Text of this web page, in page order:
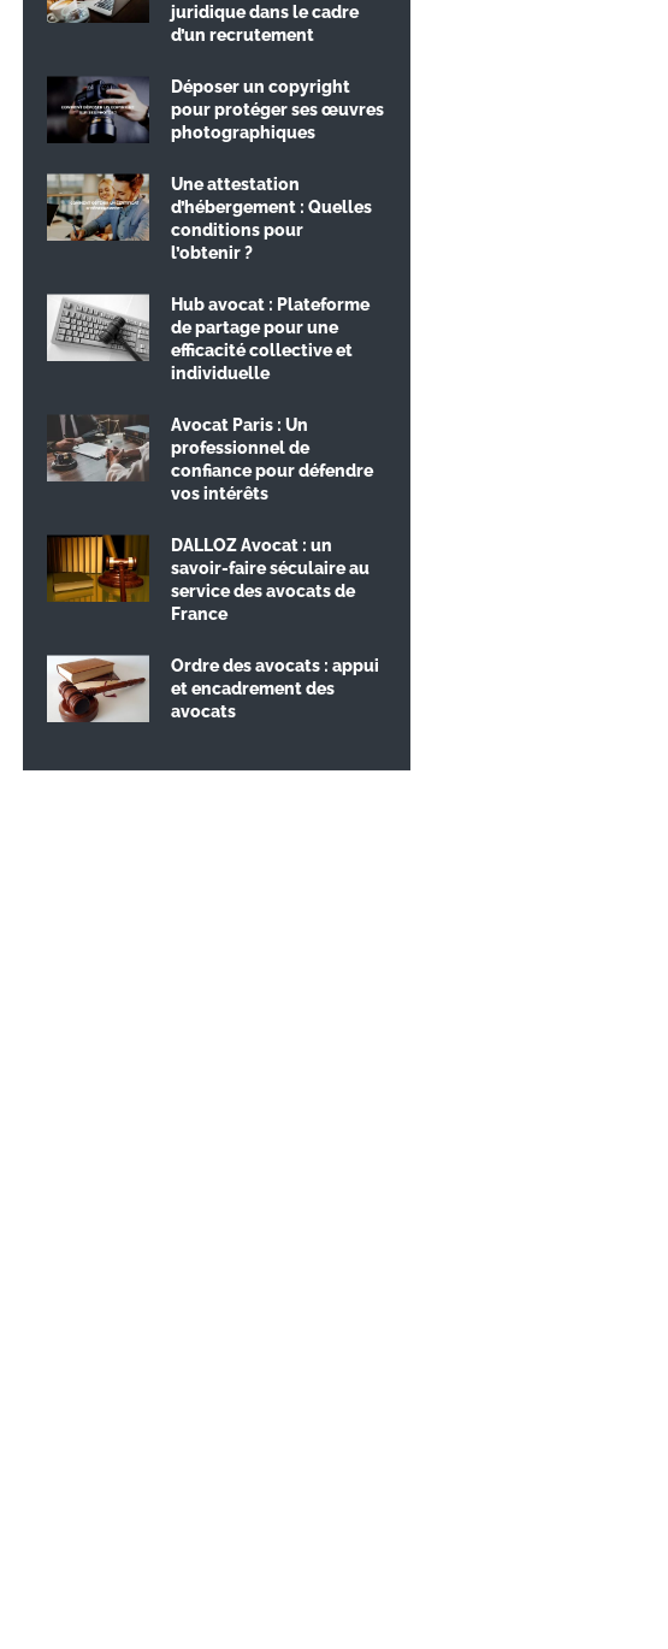
juridique dans le cadre
d’un recrutement
Déposer un copyright
pour protéger ses œuvres
photographiques
Une attestation
d’hébergement : Quelles
conditions pour
l’obtenir ?
Hub avocat : Plateforme
de partage pour une
efficacité collective et
individuelle
Avocat Paris : Un
professionnel de
confiance pour défendre
vos intérêts
DALLOZ Avocat : un
savoir-faire séculaire au
service des avocats de
France
Ordre des avocats : appui
et encadrement des
avocats